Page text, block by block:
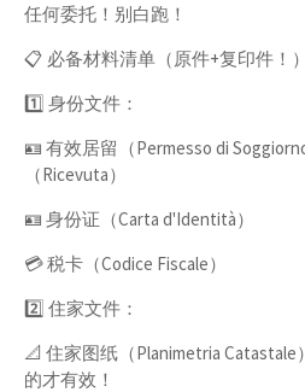
任何委托！别白跑！
📋 必备材料清单（原件+复印件！
1️⃣ 身份文件：
🪪 有效居留（Permesso di
（Ricevuta）
🪪 身份证（Carta d'Identità）
💳 税卡（Codice Fiscale）
2️⃣ 住家文件：
📐 住家图纸（Planimetria
的才有效！